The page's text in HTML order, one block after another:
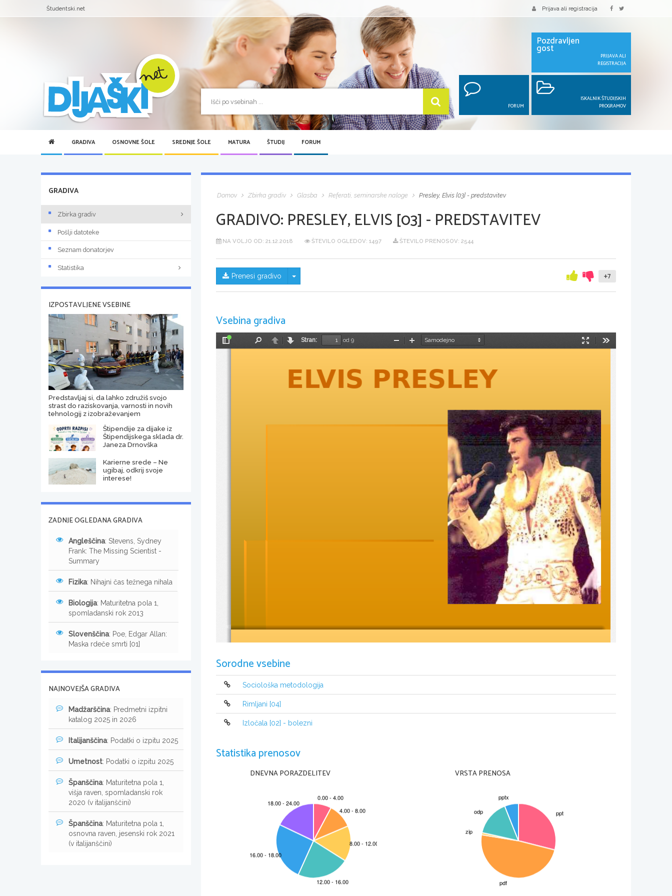
Študentski.net Prijava ali registracija
Pozdravljen
gost
PRIJAVA ALI
REGISTRACIJA
FORUM
ISKALNIK ŠTUDIJSKIH
PROGRAMOV
GRADIVA OSNOVNE ŠOLE SREDNJE ŠOLE MATURA ŠTUDIJ FORUM
Domov Zbirka gradiv Glasba Referati, seminarske naloge Presley, Elvis [03] - predstavitev
GRADIVO: PRESLEY, ELVIS [03] - PREDSTAVITEV
NA VOLJO OD: 21.12.2018 ŠTEVILO OGLEDOV: 1497 ŠTEVILO PRENOSOV: 2544
Prenesi gradivo Skrij/prikaži meni +7
Vsebina gradiva
Preklopi
NazajNaprej
Stran:
od 9
Način
PomanjšajPovečaj
ELVIS PRESLEY
PRESLEY?
 Včasih slavni ameriški pevec in filmski
Sorodne vsebine
Sociološka metodologija
Rimljani [04]
Izločala [02] - bolezni
Statistika prenosov
DNEVNA PORAZDELITEV VRSTA PRENOSA
GRADIVA
Zbirka gradiv
Pošlji datoteke
Seznam donatorjev
Statistika
IZPOSTAVLJENE VSEBINE
Predstavljaj si, da lahko združiš svojo
strast do raziskovanja, varnosti in novih
tehnologij z izobraževanjem
Štipendije za dijake iz
Štipendijskega sklada dr.
Janeza Drnovška
Karierne srede – Ne
ugibaj, odkrij svoje
interese!
ZADNJE OGLEDANA GRADIVA
Angleščina: Stevens, Sydney
Frank: The Missing Scientist -
Summary
Fizika: Nihajni čas težnega nihala
Biologija: Maturitetna pola 1,
spomladanski rok 2013
Slovenščina: Poe, Edgar Allan:
Maska rdeče smrti [01]
NAJNOVEJŠA GRADIVA
Madžarščina: Predmetni izpitni
katalog 2025 in 2026
Italijanščina: Podatki o izpitu 2025
Umetnost: Podatki o izpitu 2025
Španščina: Maturitetna pola 1,
višja raven, spomladanski rok
2020 (v italijanščini)
Španščina: Maturitetna pola 1,
osnovna raven, jesenski rok 2021
(v italijanščini)